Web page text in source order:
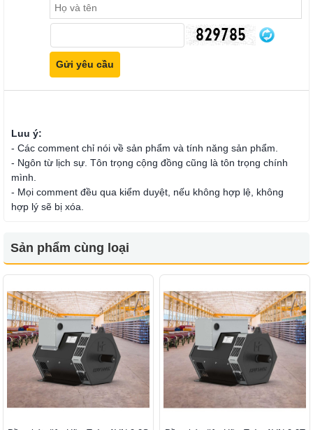
Luu ý:
- Các comment chỉ nói về sản phẩm và tính năng sản phẩm.
- Ngôn từ lịch sự. Tôn trọng cộng đồng cũng là tôn trọng chính
mình.
- Mọi comment đều qua kiểm duyệt, nếu không hợp lệ, không
hợp lý sẽ bị xóa.
Sản phẩm cùng loại